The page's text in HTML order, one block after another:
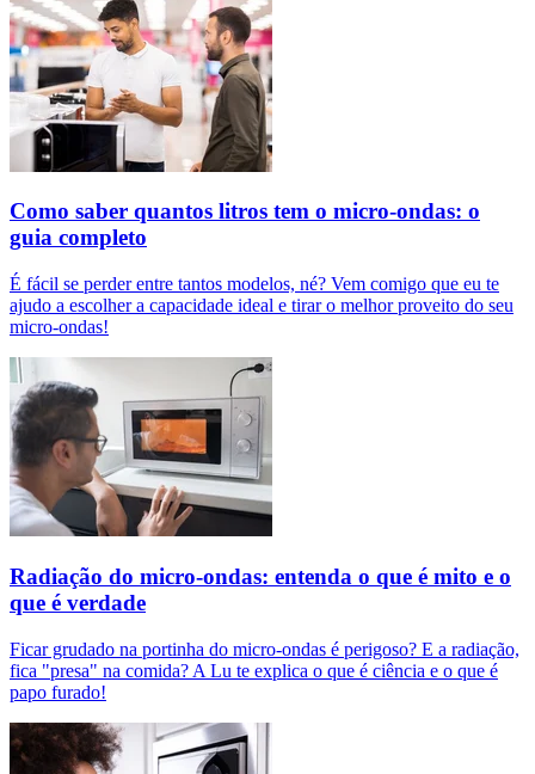
Como saber quantos litros tem o micro-ondas: o
guia completo
É fácil se perder entre tantos modelos, né? Vem comigo que eu te
ajudo a escolher a capacidade ideal e tirar o melhor proveito do seu
micro-ondas!
Radiação do micro-ondas: entenda o que é mito e o
que é verdade
Ficar grudado na portinha do micro-ondas é perigoso? E a radiação,
fica "presa" na comida? A Lu te explica o que é ciência e o que é
papo furado!